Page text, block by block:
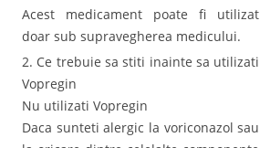
Acest medicament poate fi utilizat
doar sub supravegherea medicului.
2. Ce trebuie sa stiti inainte sa utilizati
Vopregin
Nu utilizati Vopregin
Daca sunteti alergic la voriconazol sau